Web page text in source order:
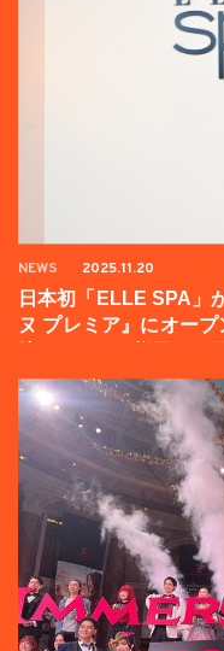
NEWS 2025.11.20
日本初「ELLE SPA」
ヌ プレミア』にオー